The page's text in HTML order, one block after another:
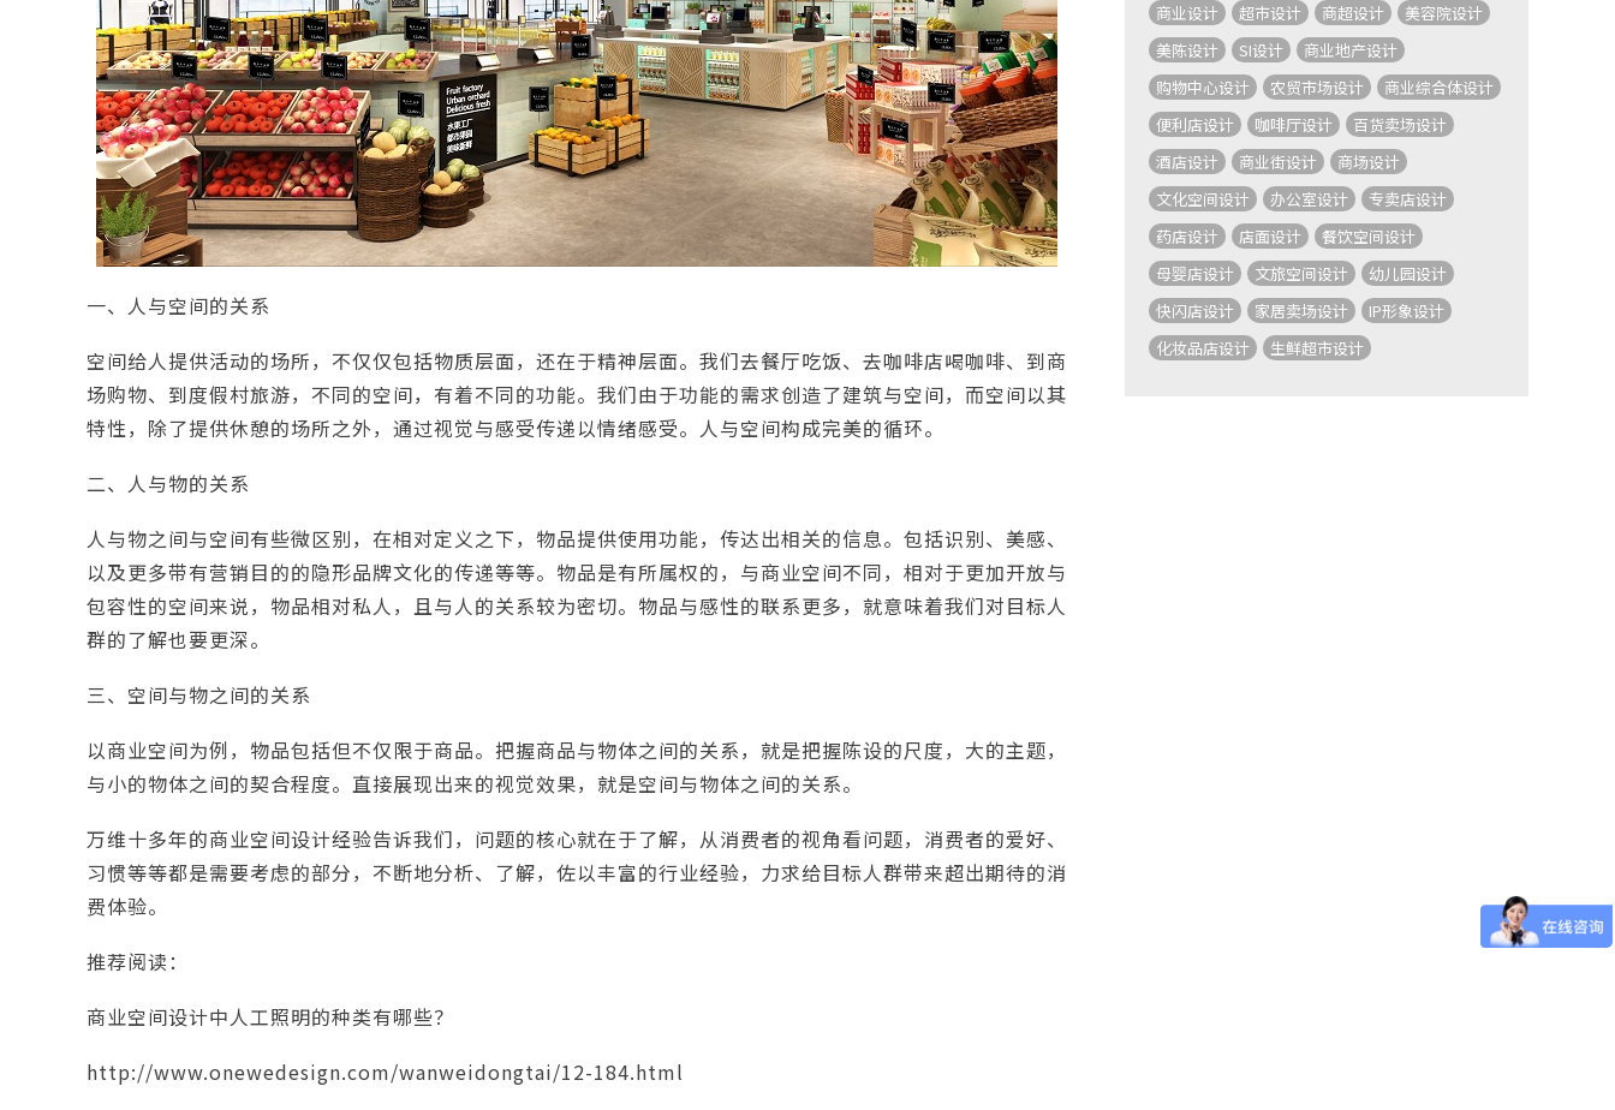
一、人与空间的关系
空间给人提供活动的场所，不仅仅包括物质层面，还在于精神层面。我们去餐厅吃饭、去咖啡店喝咖啡、到商
场购物、到度假村旅游，不同的空间，有着不同的功能。我们由于功能的需求创造了建筑与空间，而空间以其
特性，除了提供休憩的场所之外，通过视觉与感受传递以情绪感受。人与空间构成完美的循环。
二、人与物的关系
人与物之间与空间有些微区别，在相对定义之下，物品提供使用功能，传达出相关的信息。包括识别、美感、
以及更多带有营销目的的隐形品牌文化的传递等等。物品是有所属权的，与商业空间不同，相对于更加开放与
包容性的空间来说，物品相对私人，且与人的关系较为密切。物品与感性的联系更多，就意味着我们对目标人
群的了解也要更深。
三、空间与物之间的关系
以商业空间为例，物品包括但不仅限于商品。把握商品与物体之间的关系，就是把握陈设的尺度，大的主题，
与小的物体之间的契合程度。直接展现出来的视觉效果，就是空间与物体之间的关系。
万维十多年的商业空间设计经验告诉我们，问题的核心就在于了解，从消费者的视角看问题，消费者的爱好、
习惯等等都是需要考虑的部分，不断地分析、了解，佐以丰富的行业经验，力求给目标人群带来超出期待的消
费体验。
推荐阅读：
商业空间设计中人工照明的种类有哪些？
http://www.onewedesign.com/wanweidongtai/12-184.html
商业设计 超市设计 商超设计
美容院设计
美陈设计
SI设计
商业地产设计
购物中心设计
农贸市场设计
商业综合体设计
便利店设计
咖啡厅设计
百货卖场设计
酒店设计
商业街设计
商场设计
文化空间设计
办公室设计
专卖店设计
药店设计
店面设计
餐饮空间设计
母婴店设计
文旅空间设计
幼儿园设计
快闪店设计
家居卖场设计
IP形象设计
化妆品店设计
生鲜超市设计